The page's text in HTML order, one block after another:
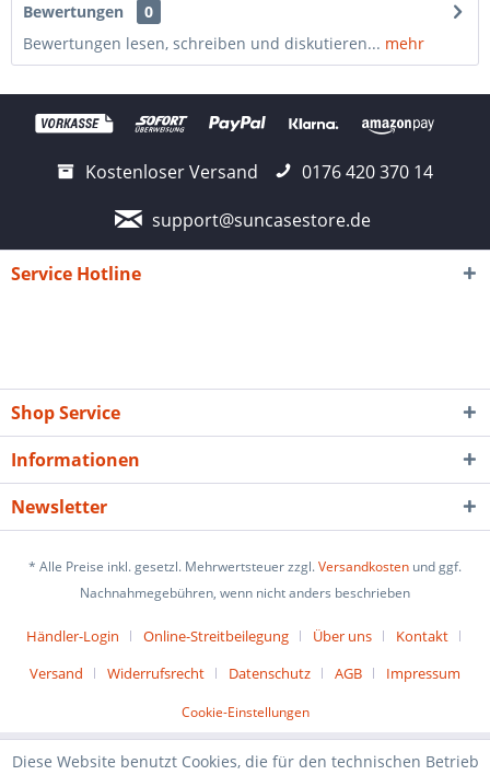
Bewertungen
0
Bewertungen lesen, schreiben und diskutieren... mehr
Kostenloser Versand
0176 420 370 14
support@suncasestore.de
Service Hotline
Shop Service
Informationen
Newsletter
* Alle Preise inkl. gesetzl. Mehrwertsteuer zzgl.Versandkosten und ggf.
Nachnahmegebühren, wenn nicht anders beschrieben
Händler-Login Online-Streitbeilegung Über uns
Kontakt
Versand
Widerrufsrecht Datenschutz AGB Impressum
Cookie-Einstellungen
Diese Website benutzt Cookies, die für den technischen Betrieb